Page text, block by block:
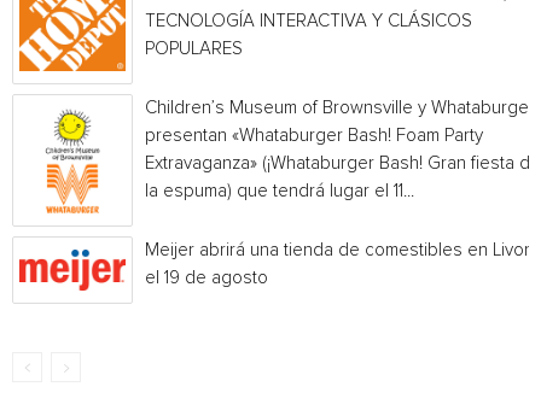
TECNOLOGÍA INTERACTIVA Y CLÁSICOS
POPULARES
Children’s Museum of Brownsville y Whataburger
presentan «Whataburger Bash! Foam Party
Extravaganza» (¡Whataburger Bash! Gran fiesta de
la espuma) que tendrá lugar el 11...
Meijer abrirá una tienda de comestibles en
el 19 de agosto